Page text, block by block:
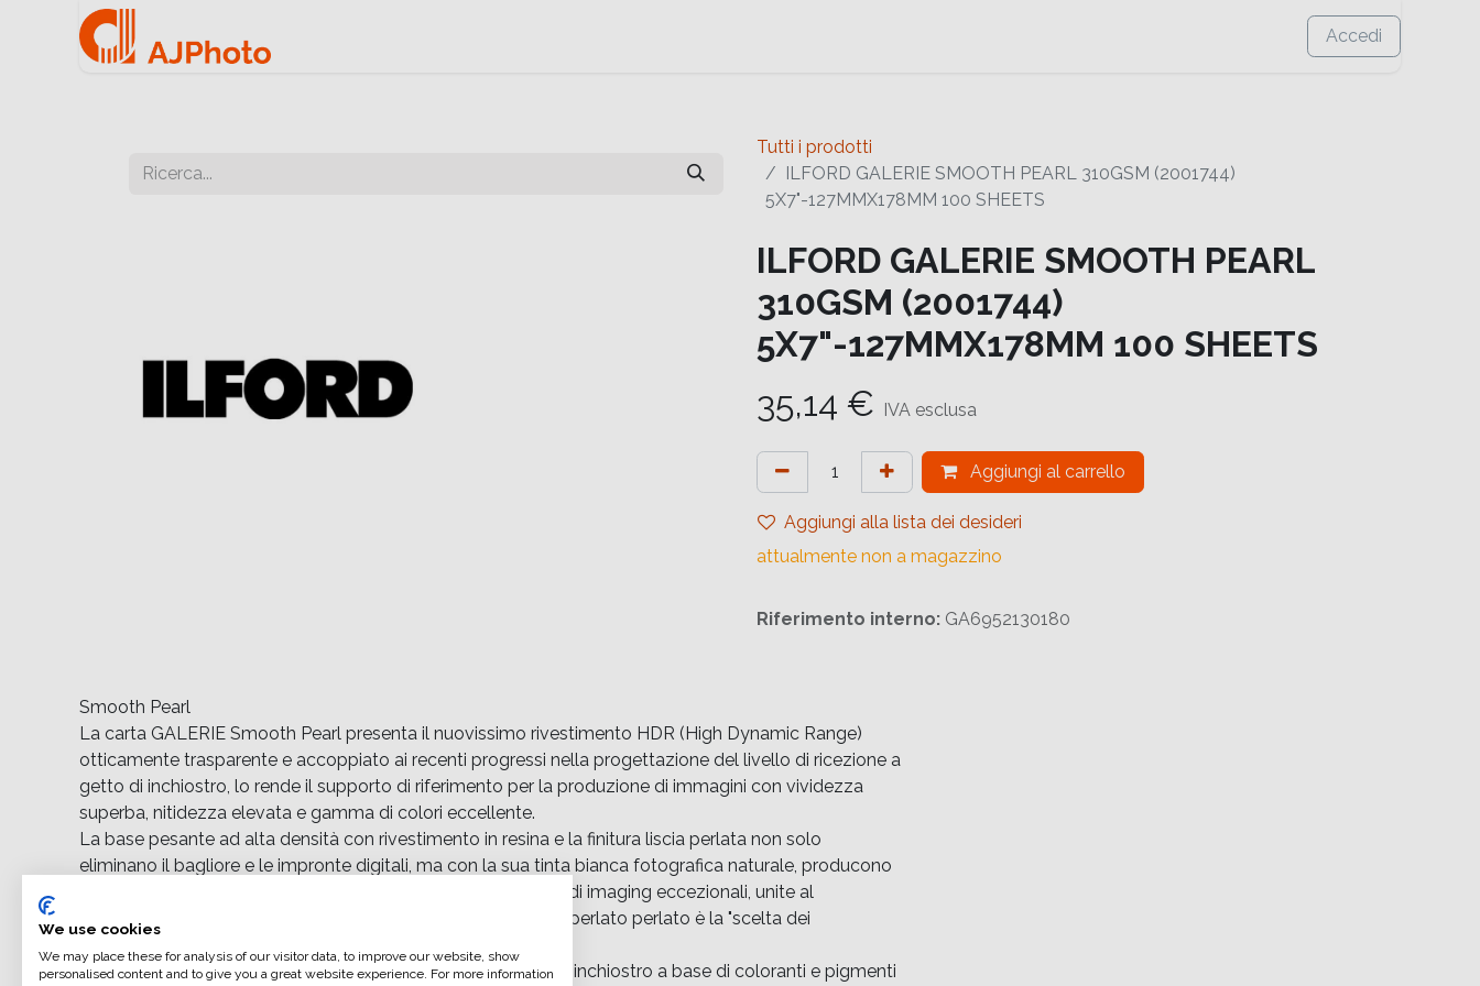
Accedi
Tutti i prodotti
ILFORD GALERIE SMOOTH PEARL 310GSM (2001744)
5X7"-127MMX178MM 100 SHEETS
ILFORD GALERIE SMOOTH PEARL
310GSM (2001744)
5X7"-127MMX178MM 100 SHEETS
35,14 € IVA esclusa
Aggiungi al carrello
Aggiungi alla lista dei desideri
attualmente non a magazzino
Riferimento interno: GA6952130180
Smooth Pearl
La carta GALERIE Smooth Pearl presenta il nuovissimo rivestimento HDR (High Dynamic Range)
otticamente trasparente e accoppiato ai recenti progressi nella progettazione del livello di ricezione a
getto di inchiostro, lo rende il supporto di riferimento per la produzione di immagini con vividezza
superba, nitidezza elevata e gamma di colori eccellente.
La base pesante ad alta densità con rivestimento in resina e la finitura liscia perlata non solo
eliminano il bagliore e le impronte digitali, ma con la sua tinta bianca fotografica naturale, producono
stampe con il vero aspetto di una fotografia. Per prestazioni di imaging eccezionali, unite al
vantaggio del "touch dry" della stampante, questo supporto perlato perlato è la "scelta dei
Smooth Pearl è compatibile con tutte le stampanti a getto d'inchiostro a base di coloranti e pigmenti
We use cookies
We may place these for analysis of our visitor data, to improve our website, show
personalised content and to give you a great website experience. For more information